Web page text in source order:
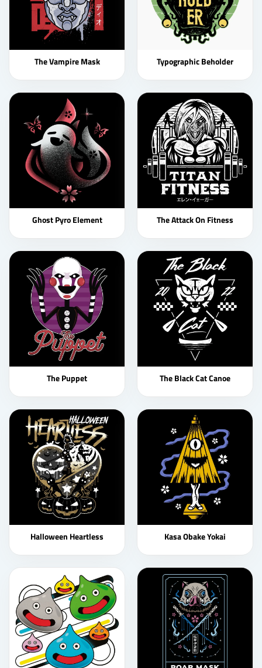
The Vampire Mask Typographic Beholder
Ghost Pyro Element The Attack On Fitness
The Puppet The Black Cat Canoe
Halloween Heartless Kasa Obake Yokai